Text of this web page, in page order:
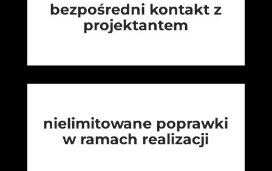
bezpośredni kontakt z
projektantem
nielimitowane poprawki
w ramach realizacji